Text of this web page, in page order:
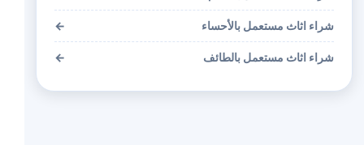
شراء اثاث مستعمل بالأحساء ←
شراء اثاث مستعمل بالطائف ←